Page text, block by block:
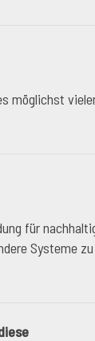
möglichst
für
Systeme zu